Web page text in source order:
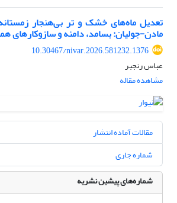
تعدیل ماه‌های خشک و تر بی‌هنجار
مادن-جولیان: بسامد، دامنه و سازوکارهای
10.30467/nivar.2026.581232.1376
عباس رنجبر
مشاهده مقاله
مقالات آماده انتشار
شماره جاری
شماره‌های پیشین نشریه